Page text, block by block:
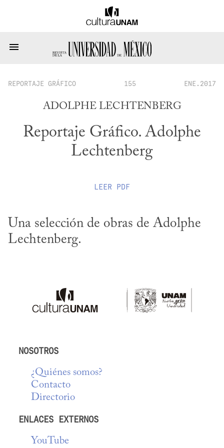
REPORTAJE GRÁFICO 155 ENE.2017
ADOLPHE LECHTENBERG
Reportaje Gráfico. Adolphe
Lechtenberg
LEER PDF
Una selección de obras de Adolphe
Lechtenberg.
NOSOTROS
¿Quiénes somos?
Contacto
Directorio
ENLACES EXTERNOS
YouTube